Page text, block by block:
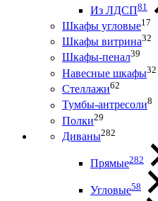
Из ЛДСП81
Шкафы угловые17
Шкафы витрина32
Шкафы-пенал39
Навесные шкафы32
Стеллажи62
Тумбы-антресоли8
Полки29
Диваны282
Прямые282
Угловые58